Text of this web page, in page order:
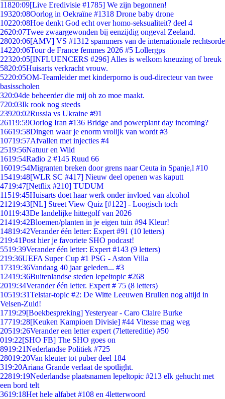
11820:09[Live Eredivisie #1785] We zijn begonnen!
19320:08Oorlog in Oekraïne #1318 Drone baby drone
10220:08Hoe denkt God echt over homo-seksualiteit? deel 4
2620:07Twee zwaargewonden bij eenzijdig ongeval Zeeland.
28020:06[AMV] VS #1312 spammers van de internationale rechtsorde
14220:06Tour de France femmes 2026 #5 Lollergps
22320:05[INFLUENCERS #296] Alles is welkom kneuzing of breuk
5820:05Huisarts verkracht vrouw.
5220:05OM-Teamleider met kinderporno is oud-directeur van twee
basisscholen
320:04de beheerder die mij oh zo moe maakt.
720:03Ik rook nog steeds
23920:02Russia vs Ukraine #91
26119:59Oorlog Iran #136 Bridge and powerplant day incoming?
16619:58Dingen waar je enorm vrolijk van wordt #3
10719:57Afvallen met injecties #4
2519:56Natuur en Wild
1619:54Radio 2 #145 Ruud 66
16019:54Migranten breken door grens naar Ceuta in Spanje,l #10
15419:48[WLR SC #417] Nieuw deel openen was kaputt
4719:47[Netflix #210] TUDUM
11519:45Huisarts doet haar werk onder invloed van alcohol
21219:43[NL] Street View Quiz [#122] - Loogisch toch
10119:43De landelijke hittegolf van 2026
21419:42Bloemen/planten in je eigen tuin #94 Kleur!
14819:42Verander één letter: Expert #91 (10 letters)
219:41Post hier je favoriete SHO podcast!
5519:39Verander één letter: Expert #143 (9 letters)
219:36UEFA Super Cup #1 PSG - Aston Villa
17319:36Vandaag 40 jaar geleden... #3
12419:36Buitenlandse steden lepeltopic #268
2019:34Verander één letter. Expert # 75 (8 letters)
10519:31Telstar-topic #2: De Witte Leeuwen Brullen nog altijd in
Velsen-Zuid!
1719:29[Boekbespreking] Yesteryear - Caro Claire Burke
17719:28[Keuken Kampioen Divisie] #44 Vitesse mag weg
20519:26Verander een letter expert (7lettereditie) #50
019:22[SHO FB] The SHO goes on
8919:21Nederlandse Politiek #725
28019:20Van kleuter tot puber deel 184
319:20Ariana Grande verlaat de spotlight.
22819:19Nederlandse plaatsnamen lepeltopic #213 elk gehucht met
een bord telt
3619:18Het hele alfabet #108 en 4letterwoord